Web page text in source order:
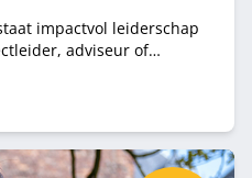
impactvol leiderschap
adviseur of